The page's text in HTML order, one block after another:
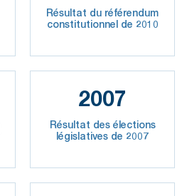
Résultat du référendum
constitutionnel de 2010
2007
Résultat des élections
législatives de 2007